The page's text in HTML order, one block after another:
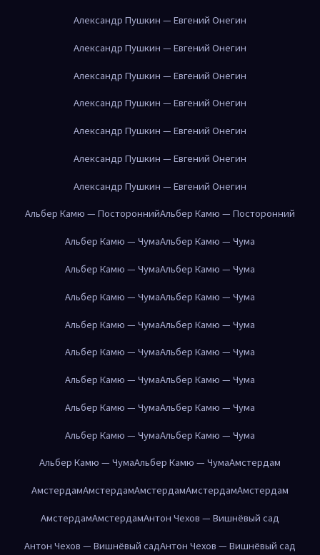
Александр Пушкин — Евгений Онегин
Александр Пушкин — Евгений Онегин
Александр Пушкин — Евгений Онегин
Александр Пушкин — Евгений Онегин
Александр Пушкин — Евгений Онегин
Александр Пушкин — Евгений Онегин
Александр Пушкин — Евгений Онегин
Альбер Камю — ПостороннийАльбер Камю — Посторонний
Альбер Камю — ЧумаАльбер Камю — Чума
Альбер Камю — ЧумаАльбер Камю — Чума
Альбер Камю — ЧумаАльбер Камю — Чума
Альбер Камю — ЧумаАльбер Камю — Чума
Альбер Камю — ЧумаАльбер Камю — Чума
Альбер Камю — ЧумаАльбер Камю — Чума
Альбер Камю — ЧумаАльбер Камю — Чума
Альбер Камю — ЧумаАльбер Камю — Чума
Альбер Камю — ЧумаАльбер Камю — ЧумаАмстердам
АмстердамАмстердамАмстердамАмстердамАмстердам
АмстердамАмстердамАнтон Чехов — Вишнёвый сад
Антон Чехов — Вишнёвый садАнтон Чехов — Вишнёвый сад